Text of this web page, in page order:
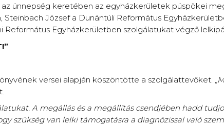
ünnepség keretében az egyházkerületek püspökei
József a Dunántúli Református
Református Egyházkerületben szolgálatukat végző
versei alapján köszöntötte a szolgálattevőket. „
A megállás és a megállítás csendjében hadd
szükség van lelki támogatásra a diagnózissal való